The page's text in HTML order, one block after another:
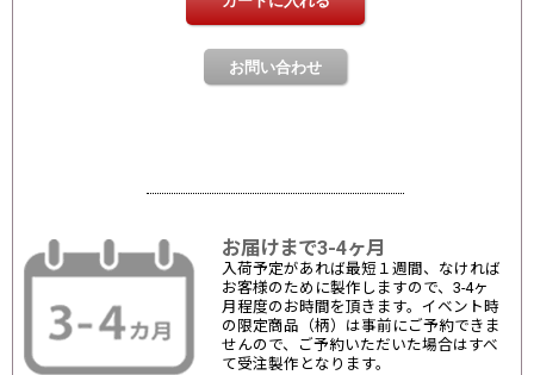
お届けまで3-4ヶ月
入荷予定があれば最短１週間、なければ
お客様のために製作しますので、3-4ヶ
月程度のお時間を頂きます。イベント時
の限定商品（柄）は事前にご予約できま
せんので、ご予約いただいた場合はすべ
て受注製作となります。